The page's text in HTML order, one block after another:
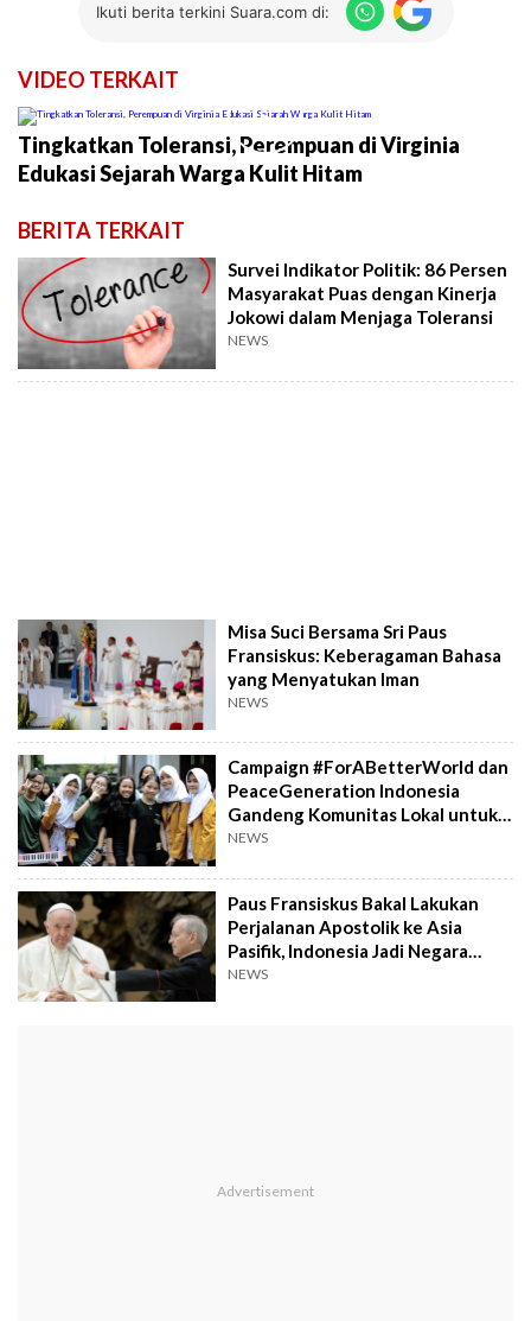
Ikuti berita terkini Suara.com di:
VIDEO TERKAIT
►
Tingkatkan Toleransi, Perempuan di Virginia
Edukasi Sejarah Warga Kulit Hitam
BERITA TERKAIT
Survei Indikator Politik: 86 Persen
Masyarakat Puas dengan Kinerja
Jokowi dalam Menjaga Toleransi
NEWS
Misa Suci Bersama Sri Paus
Fransiskus: Keberagaman Bahasa
yang Menyatukan Iman
NEWS
Campaign #ForABetterWorld dan
PeaceGeneration Indonesia
Gandeng Komunitas Lokal untuk
Atasi Isu Intoleransi
NEWS
Paus Fransiskus Bakal Lakukan
Perjalanan Apostolik ke Asia
Pasifik, Indonesia Jadi Negara
Pertama yang Dikunjungi
NEWS